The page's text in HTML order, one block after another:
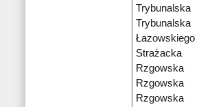
Trybunalska
Trybunalska
Łazowskiego
Strażacka
Rzgowska
Rzgowska
Rzgowska